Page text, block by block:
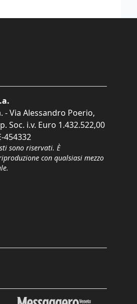
- Via Alessandro Poerio,
Soc. i.v. Euro 1.432.522,00
454332
sono riservati. È
con qualsiasi mezzo